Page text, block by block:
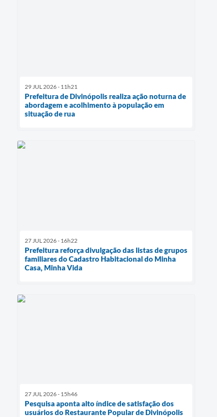
29 JUL 2026 - 11h21
Prefeitura de Divinópolis realiza ação noturna de
abordagem e acolhimento à população em
situação de rua
27 JUL 2026 - 16h22
Prefeitura reforça divulgação das listas de grupos
familiares do Cadastro Habitacional do Minha
Casa, Minha Vida
27 JUL 2026 - 15h46
Pesquisa aponta alto índice de satisfação dos
usuários do Restaurante Popular de Divinópolis